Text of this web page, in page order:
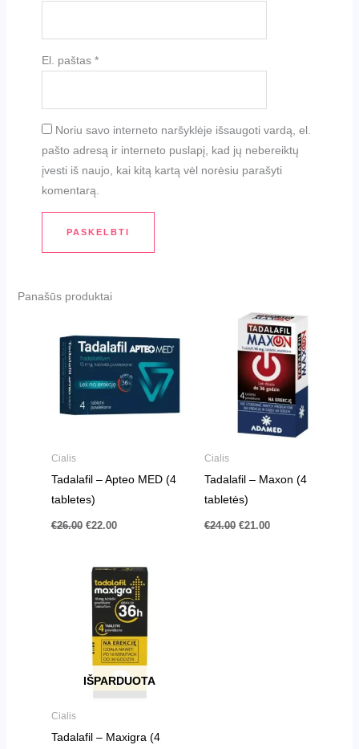
El. paštas *
Noriu savo interneto naršyklėje išsaugoti vardą, el.
pašto adresą ir interneto puslapį, kad jų nebereiktų
įvesti iš naujo, kai kitą kartą vėl norėsiu parašyti
komentarą.
Panašūs produktai
Cialis
Tadalafil – Apteo MED (4
tabletes)
€26.00
buvo:
€26.00.
€22.00
yra:
€22.00.
Cialis
Tadalafil – Maxon (4
tabletės)
€24.00
Pradinė
kaina
buvo:
€24.00.
€21.00
Dabartinė
kaina
yra:
€21.00.
IŠPARDUOTA
Cialis
Tadalafil – Maxigra (4
Pradinė
kaina
buvo:
€24.00.
Dabartinė
kaina
yra:
€21.00.